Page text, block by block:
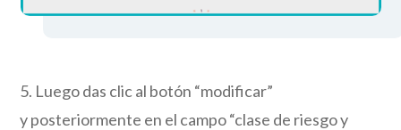
5. Luego das clic al botón “modificar”
yposteriormente en el campo“clase de riesgo y